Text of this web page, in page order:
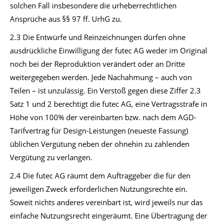
solchen Fall insbesondere die urheberrechtlichen
Ansprüche aus §§ 97 ff. UrhG zu.
2.3 Die Entwürfe und Reinzeichnungen dürfen ohne
ausdrückliche Einwilligung der futec AG weder im Original
noch bei der Reproduktion verändert oder an Dritte
weitergegeben werden. Jede Nachahmung – auch von
Teilen – ist unzulässig. Ein Verstoß gegen diese Ziffer 2.3
Satz 1 und 2 berechtigt die futec AG, eine Vertragsstrafe in
Höhe von 100% der vereinbarten bzw. nach dem AGD-
Tarifvertrag für Design-Leistungen (neueste Fassung)
üblichen Vergütung neben der ohnehin zu zahlenden
Vergütung zu verlangen.
2.4 Die futec AG räumt dem Auftraggeber die für den
jeweiligen Zweck erforderlichen Nutzungsrechte ein.
Soweit nichts anderes vereinbart ist, wird jeweils nur das
einfache Nutzungsrecht eingeräumt. Eine Übertragung der